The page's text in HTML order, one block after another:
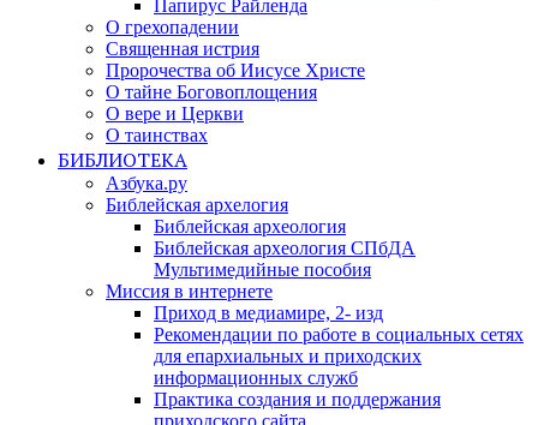
Папирус Райленда
О грехопадении
Священная истрия
Пророчества об Иисусе Христе
О тайне Боговоплощения
О вере и Церкви
О таинствах
БИБЛИОТЕКА
Азбука.ру
Библейская архелогия
Библейская археология
Библейская археология СПбДА
Мультимедийные пособия
Миссия в интернете
Приход в медиамире, 2- изд
Рекомендации по работе в социальных сетях
для епархиальных и приходских
информационных служб
Практика создания и поддержания